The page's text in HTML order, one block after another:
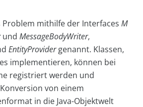
Problem mithilfe der Interfaces M
und MessageBodyWriter,
EntityProvidergenannt. Klassen,
implementieren, können bei
registriert werden und
von einem
in die Java-Objektwelt